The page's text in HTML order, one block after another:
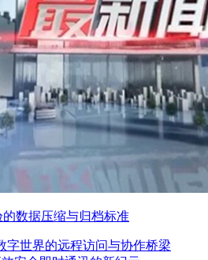
数据压缩与归档标准
字世界的远程访问与协作桥梁